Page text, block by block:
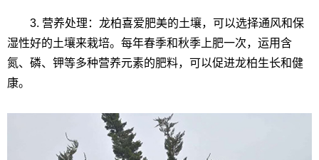
3. 营养处理：龙柏喜爱肥美的土壤，可以选择通风和保
湿性好的土壤来栽培。每年春季和秋季上肥一次，运用含
氮、磷、钾等多种营养元素的肥料，可以促进龙柏生长和健
康。